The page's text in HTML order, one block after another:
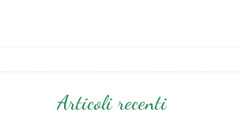
Articoli recenti